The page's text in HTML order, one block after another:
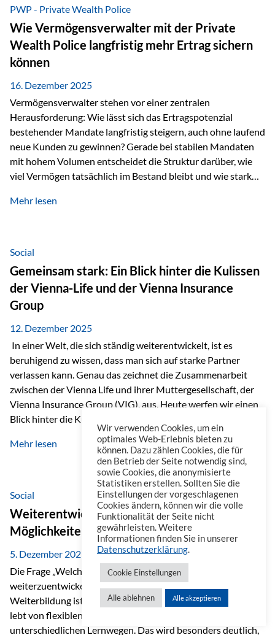
verschneiter Landschaft, bei feinem Essen, guter Musik und
einer entspannten…
PWP - Private Wealth Police
Wie Vermögensverwalter mit der Private
Wealth Police langfristig mehr Ertrag sichern
können
16. Dezember 2025
Vermögensverwalter stehen vor einer zentralen
Herausforderung: Wie lässt sich das Ertragspotenzial
bestehender Mandate langfristig steigern, auch ohne laufend
neue Kunden zu gewinnen? Gerade bei stabilen Mandaten
mit hohem Volumen entscheidet die Struktur darüber, wie
viel Vermögen tatsächlich im Bestand bleibt und wie stark
Beispiel verdeutlicht diese Wirkung besonders deutlich.
hinzukommen, spielt nicht nur die Rendite eine Rolle. Auch
steuerliche Effekte haben einen erheblichen Einfluss auf…
Mehr lesen
Social
Gemeinsam stark: Ein Blick hinter die Kulissen
der Vienna-Life und der Vienna Insurance
Group
12. Dezember 2025
In einer Welt, die sich ständig weiterentwickelt, ist es
beruhigend zu wissen, dass man sich auf starke Partner
verlassen kann. Genau das zeichnet die Zusammenarbeit
zwischen der Vienna Life und ihrer Muttergesellschaft, der
Vienna Insurance Group (VIG), aus. Heute werfen wir einen
Blick hinter die Kulissen auf eine Unternehmensgruppe mit
beeindruckender Geschichte, gewachsenem Know-how und
einem stabilen Fundament. Ein starkes Netzwerk in ganz
Europa Die Vienna Insurance Group ist die führende
Versicherungsgruppe in Zentral- und Osteuropa. Mit über
50 Versicherungsgesellschaften in insgesamt 30 Ländern
verbindet sie regionale Stärke mit internationaler
Kompetenz.
Mehr lesen
Social
Weiterentwicklung im Berufsalltag: Welche
Möglichkeiten es gibt
5. Dezember 2025
Die Frage „Welche Möglichkeiten gibt es, sich
weiterzuentwickeln?“ lässt sich heute vielseitig beantworten.
Weiterbildung ist längst kein starrer Prozess mehr, sondern
lebt von flexiblen Formaten, individuellen Bedürfnissen und
unterschiedlichen Lernwegen. Das wird besonders deutlich,
Wir verwenden Cookies, um ein
optimales Web-Erlebnis bieten zu
können. Dazu zählen Cookies, die für
den Betrieb der Seite notwendig sind,
sowie Cookies, die anonymisierte
Statistiken erstellen. Sollten Sie die
Einstellungen der vorgeschlagenen
Cookies ändern, können wir die volle
Funktionalität der Seite nicht
gewährleisten. Weitere
Informationen finden Sie in unserer
Datenschutzerklärung.
Cookie Einstellungen
Alle ablehnen Alle akzeptieren